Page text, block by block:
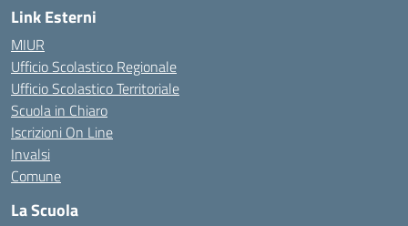
Link Esterni
MIUR
Ufficio Scolastico Regionale
Ufficio Scolastico Territoriale
Scuola in Chiaro
Iscrizioni On Line
Invalsi
Comune
La Scuola